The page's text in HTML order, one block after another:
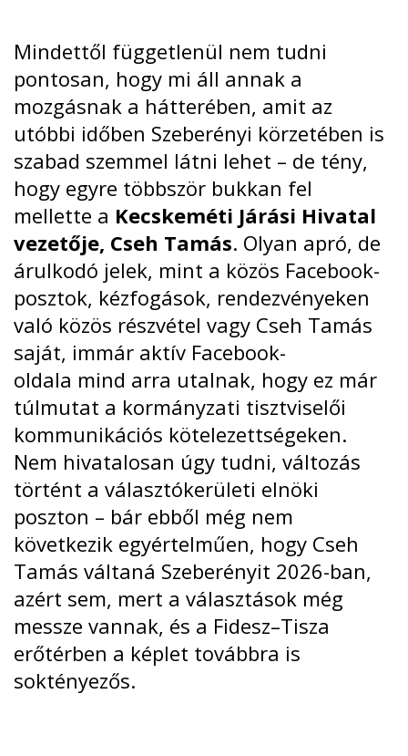
Mindettől függetlenül nem tudni
pontosan, hogy mi áll annak a
mozgásnak a hátterében, amit az
utóbbi időben Szeberényi körzetében is
szabad szemmel látni lehet – de tény,
hogy egyre többször bukkan fel
mellette a Kecskeméti Járási Hivatal
vezetője, Cseh Tamás. Olyan apró, de
árulkodó jelek, mint a közös Facebook-
posztok, kézfogások, rendezvényeken
való közös részvétel vagy Cseh Tamás
saját, immár aktív Facebook-
oldala mind arra utalnak, hogy ez már
túlmutat a kormányzati tisztviselői
kommunikációs kötelezettségeken.
Nem hivatalosan úgy tudni, változás
történt a választókerületi elnöki
poszton – bár ebből még nem
következik egyértelműen, hogy Cseh
Tamás váltaná Szeberényit 2026-ban,
azért sem, mert a választások még
messze vannak, és a Fidesz–Tisza
erőtérben a képlet továbbra is
soktényezős.